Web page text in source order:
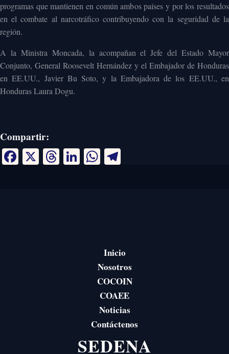
programas que mantienen en común ambos países y por los resultados
en el combate al narcotráfico contribuyendo con la seguridad de la
región.
A la Ministra Moncada, la acompañan el Jefe del Estado Mayor
Conjunto, General Roosevelt Hernández y el Embajador de Honduras
en EE.UU., Javier Bu Soto, y la Embajadora de los EE.UU., en
Honduras Laura Dogu.
Compartir:
Facebook
X Threads
LinkedIn
WhatsApp
Inicio
Nosotros
COCOIN
COAEE
Noticias
Contáctenos
SEDENA